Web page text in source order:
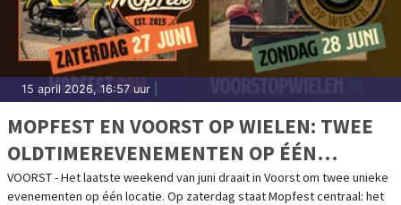
15 april 2026, 16:57 uur
MOPFEST EN VOORST OP WIELEN: TWEE
OLDTIMEREVENEMENTEN OP ÉÉN
LOCATIE IN ÉÉN WEEKEND!
VOORST - Het laatste weekend van juni draait in Voorst om twee unieke
evenementen op één locatie. Op zaterdag staat Mopfest centraal: het